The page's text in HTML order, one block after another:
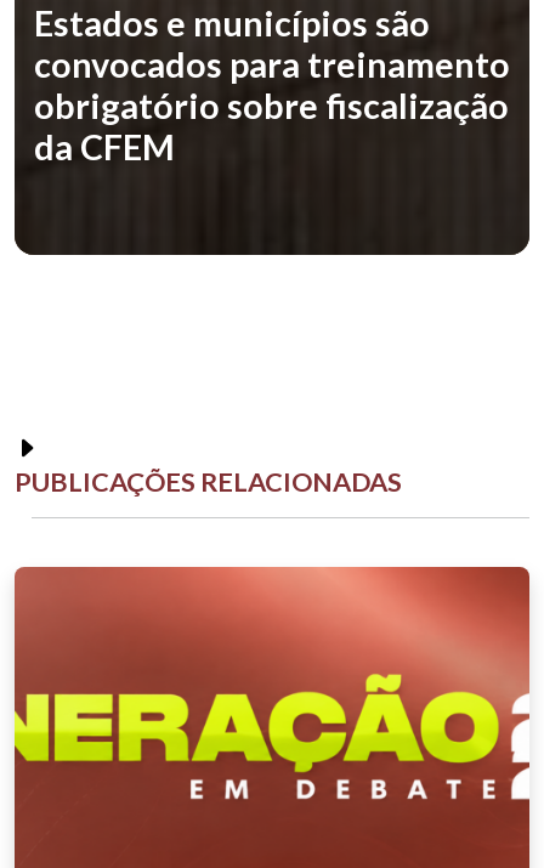
Estados e municípios são
convocados para treinamento
obrigatório sobre fiscalização
da CFEM
PUBLICAÇÕES RELACIONADAS